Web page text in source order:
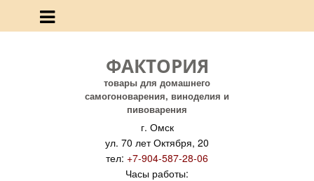
ФАКТОРИЯ
товары для домашнего
самогоноварения, виноделия и
пивоварения
г. Омск
ул. 70 лет Октября, 20
тел: +7-904-587-28-06
Часы работы: